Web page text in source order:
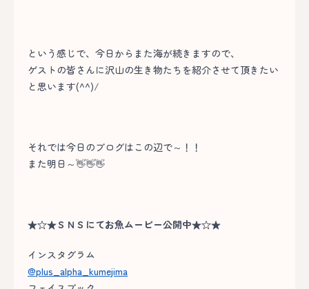
という感じで、今日からまた海が続きますので、
ゲストの皆さんに沢山の生き物たちを紹介させて頂きたい
と思います(^^)/
それでは今日のブログはこの辺で～！！
また明日～👋👋👋
★☆★ＳＮＳにてお魚ムービー公開中★☆★
インスタグラム
@plus_alpha_kumejima